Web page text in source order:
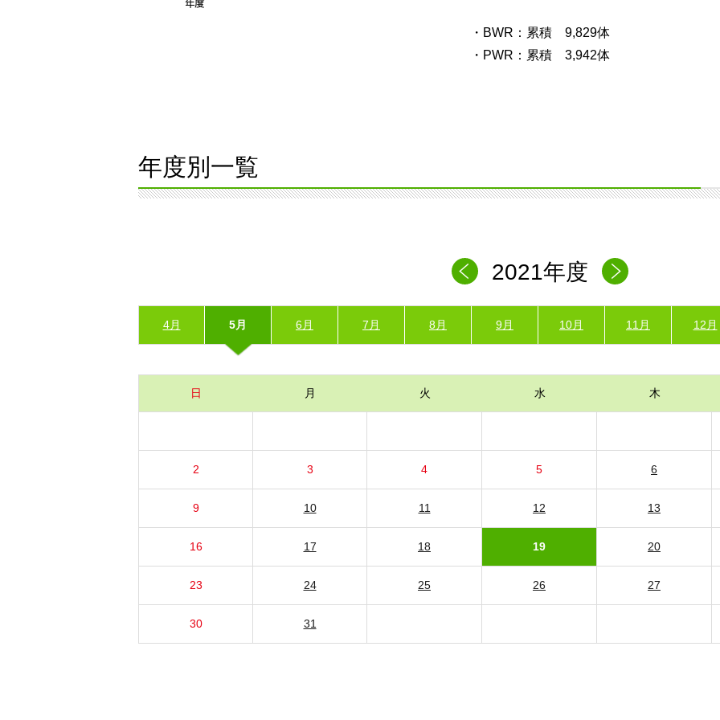
・BWR：累積 9,829体
・PWR：累積 3,942体
年度別一覧
2021年度
4月 5月 6月 7月 8月 9月 10月 11月 12月
日 月 火 水 木
2 3 4 5 6
9 10 11 12 13
16 17 18 19 20
23 24 25 26 27
30 31